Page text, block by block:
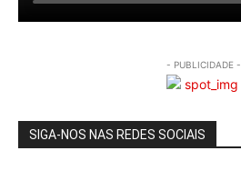
- PUBLICIDADE -
SIGA-NOS NAS REDES SOCIAIS